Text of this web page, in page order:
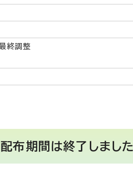
終調整
布期間は終了しました